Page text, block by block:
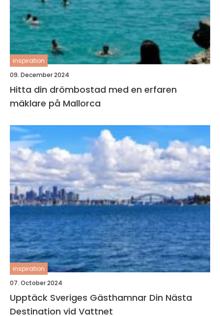
inspiration
09. December 2024
Hitta din drömbostad med en erfaren
mäklare på Mallorca
inspiration
07. October 2024
Upptäck Sveriges Gästhamnar Din Nästa
Destination vid Vattnet